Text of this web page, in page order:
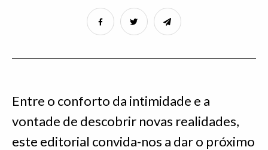
Entre o conforto da intimidade e a
vontade de descobrir novas realidades,
este editorial convida-nos a dar o próximo